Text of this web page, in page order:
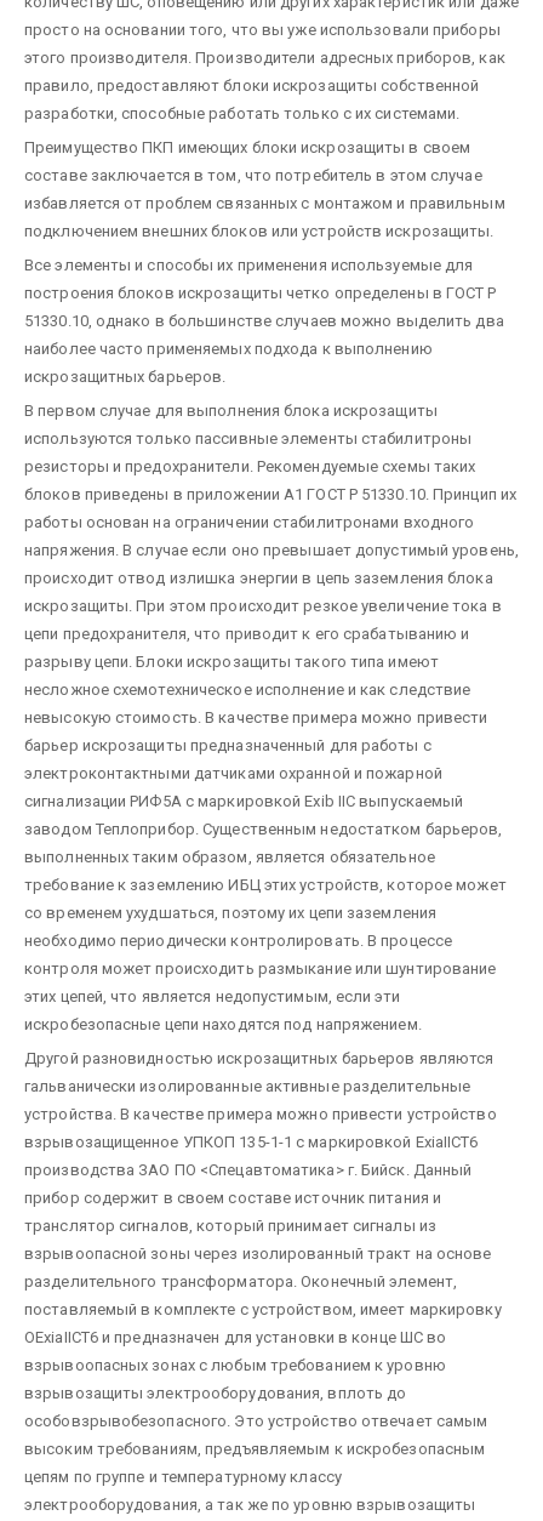
просто на основании того, что вы уже использовали приборы
этого производителя. Производители адресных приборов, как
правило, предоставляют блоки искрозащиты собственной
разработки, способные работать только с их системами.
Преимущество ПКП имеющих блоки искрозащиты в своем
составе заключается в том, что потребитель в этом случае
избавляется от проблем связанных с монтажом и правильным
подключением внешних блоков или устройств искрозащиты.
Все элементы и способы их применения используемые для
построения блоков искрозащиты четко определены в ГОСТ Р
51330.10, однако в большинстве случаев можно выделить два
наиболее часто применяемых подхода к выполнению
искрозащитных барьеров.
В первом случае для выполнения блока искрозащиты
используются только пассивные элементы стабилитроны
резисторы и предохранители. Рекомендуемые схемы таких
блоков приведены в приложении А1 ГОСТ Р 51330.10. Принцип их
работы основан на ограничении стабилитронами входного
напряжения. В случае если оно превышает допустимый уровень,
происходит отвод излишка энергии в цепь заземления блока
искрозащиты. При этом происходит резкое увеличение тока в
цепи предохранителя, что приводит к его срабатыванию и
разрыву цепи. Блоки искрозащиты такого типа имеют
несложное схемотехническое исполнение и как следствие
невысокую стоимость. В качестве примера можно привести
барьер искрозащиты предназначенный для работы с
электроконтактными датчиками охранной и пожарной
сигнализации РИФ5А с маркировкой Exib IIC выпускаемый
заводом Теплоприбор. Существенным недостатком барьеров,
выполненных таким образом, является обязательное
требование к заземлению ИБЦ этих устройств, которое может
со временем ухудшаться, поэтому их цепи заземления
необходимо периодически контролировать. В процессе
контроля может происходить размыкание или шунтирование
этих цепей, что является недопустимым, если эти
искробезопасные цепи находятся под напряжением.
Другой разновидностью искрозащитных барьеров являются
гальванически изолированные активные разделительные
устройства. В качестве примера можно привести устройство
взрывозащищенное УПКОП 135-1-1 с маркировкой ЕхiаIIСТ6
производства ЗАО ПО <Спецавтоматика> г. Бийск. Данный
прибор содержит в своем составе источник питания и
транслятор сигналов, который принимает сигналы из
взрывоопасной зоны через изолированный тракт на основе
разделительного трансформатора. Оконечный элемент,
поставляемый в комплекте с устройством, имеет маркировку
ОЕхiаIIСТ6 и предназначен для установки в конце ШС во
взрывоопасных зонах с любым требованием к уровню
взрывозащиты электрооборудования, вплоть до
особовзрывобезопасного. Это устройство отвечает самым
высоким требованиям, предъявляемым к искробезопасным
цепям по группе и температурному классу
электрооборудования, а так же по уровню взрывозащиты